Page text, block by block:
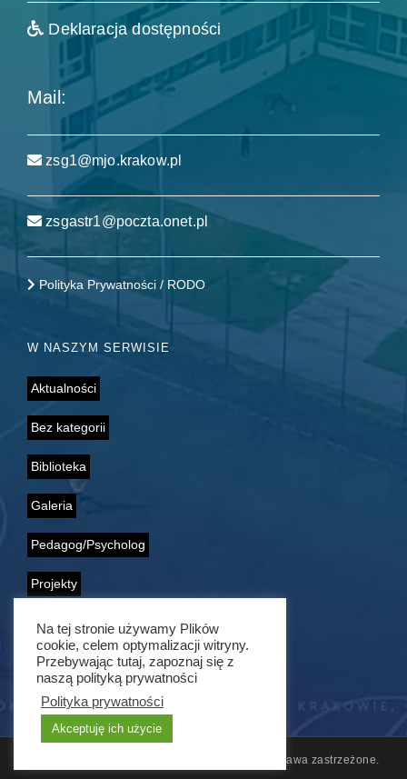
Deklaracja dostępności
Mail:
zsg1@mjo.krakow.pl
zsgastr1@poczta.onet.pl
Polityka Prywatności / RODO
W NASZYM SERWISIE
Aktualności
Bez kategorii
Biblioteka
Galeria
Pedagog/Psycholog
Projekty
Samorząd Uczniowski
Wolontariat
© 2011 - 2021 ZSG nr 1 w Krakowie. Wszelkie prawa zastrzeżone.
Na tej stronie używamy Plików
cookie, celem optymalizacji witryny.
Przebywając tutaj, zapoznaj się z
naszą polityką prywatności
Polityka prywatności
Akceptuję ich użycie